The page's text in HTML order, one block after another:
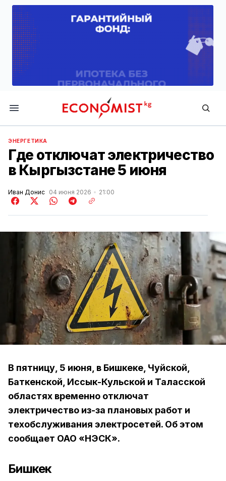
Economist.kg
ЭНЕРГЕТИКА
Где отключат электричество
в Кыргызстане 5 июня
Иван Донис 04 июня 2026 21:00
В пятницу, 5 июня, в Бишкеке, Чуйской,
Баткенской, Иссык-Кульской и Таласской
областях временно отключат
электричество из-за плановых работ и
техобслуживания электросетей. Об этом
сообщает ОАО «НЭСК».
Бишкек